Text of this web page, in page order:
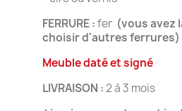
FERRURE :fer (vous avez
choisir d'autres ferrures)
Meuble daté et signé
LIVRAISON :2 à 3 mois